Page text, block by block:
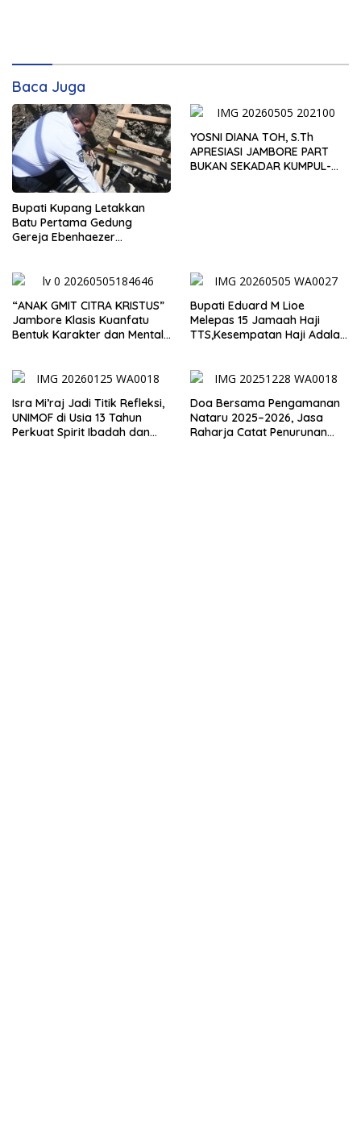
Baca Juga
Bupati Kupang Letakkan
Batu Pertama Gedung
Gereja Ebenhaezer
Pemerintah
YOSNI DIANA TOH, S.Th
APRESIASI JAMBORE PART
BUKAN SEKADAR KUMPUL-
“ANAK GMIT CITRA KRISTUS”
Jambore Klasis Kuanfatu
Bentuk Karakter dan Mental
Bupati Eduard M Lioe
Melepas 15 Jamaah Haji
TTS,Kesempatan Haji Adalah
Isra Mi’raj Jadi Titik Refleksi,
UNIMOF di Usia 13 Tahun
Perkuat Spirit Ibadah dan
Doa Bersama Pengamanan
Nataru 2025–2026, Jasa
Raharja Catat Penurunan